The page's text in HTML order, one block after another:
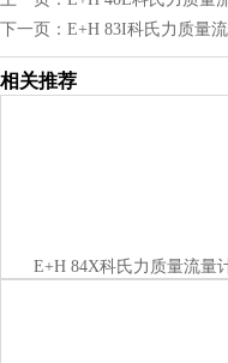
下一页： E+H 83I科氏力质量
相关推荐
E+H 84X科氏力质量流量